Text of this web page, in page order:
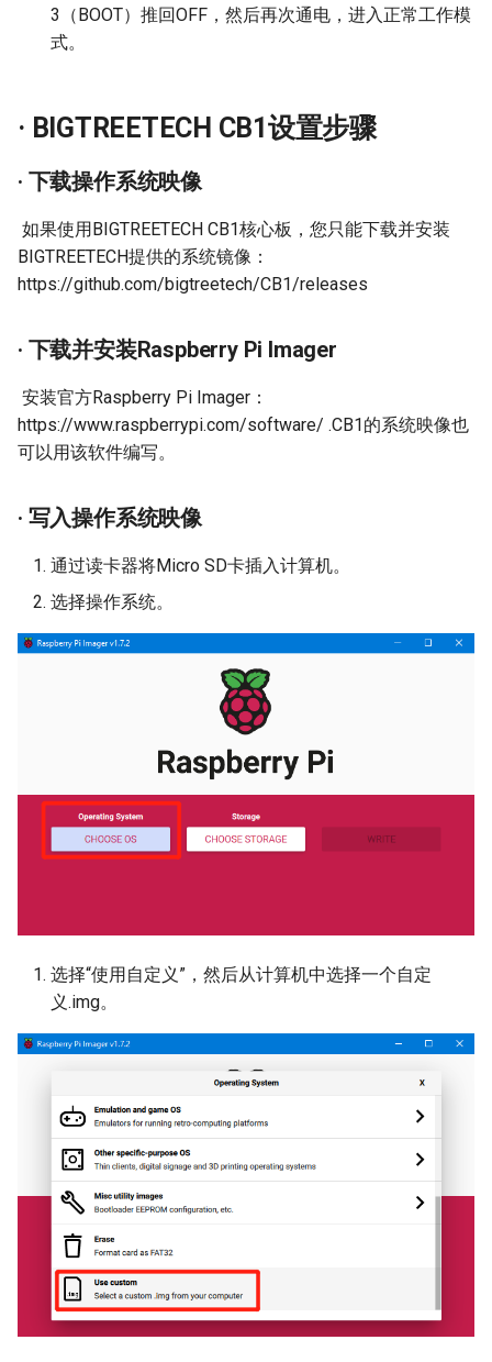
3（BOOT）推回OFF，然后再次通电，进入正常工作模
式。
· BIGTREETECH CB1设置步骤
· 下载操作系统映像
​ 如果使用BIGTREETECH CB1核心板，您只能下载并安装
BIGTREETECH提供的系统镜像：
https://github.com/bigtreetech/CB1/releases
· 下载并安装Raspberry Pi Imager
​ 安装官方Raspberry Pi Imager：
https://www.raspberrypi.com/software/ .CB1的系统映像也
可以用该软件编写。
· 写入操作系统映像
通过读卡器将Micro SD卡插入计算机。
选择操作系统。
选择“使用自定义”，然后从计算机中选择一个自定
义.img。